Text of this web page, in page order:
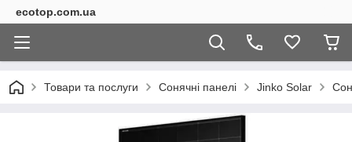
ecotop.com.ua
Товари та послуги Сонячні панелі Jinko Solar